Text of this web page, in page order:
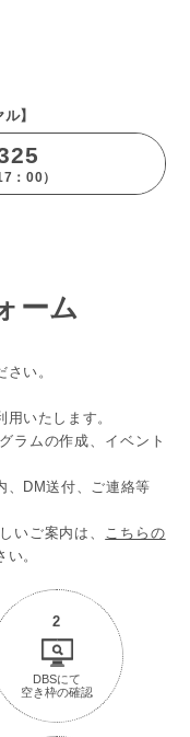
】
：00）
ーム
い。
いたします。
ラムの作成、イベント
、DM送付、ご連絡等
いご案内は、 こちらの
。
2
DBSにて
空き枠の確認